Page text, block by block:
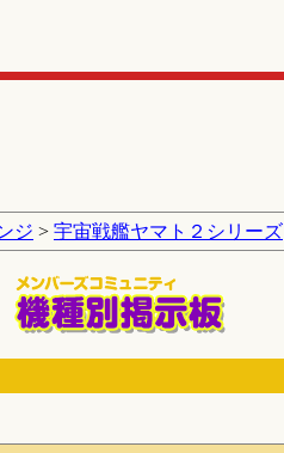
ジ > 宇宙戦艦ヤマト２シリーズ